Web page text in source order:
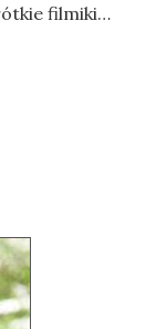
filmiki…